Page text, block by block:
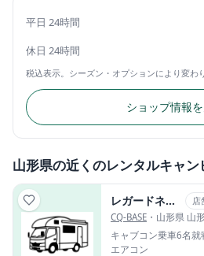
平日 24時間
休日 24時間
税込表示。シーズン・オプションにより変わ
ショップ情報
山形県の近くのレンタルキャン
レガードネオプラス 店
CQ-BASE ・山形県 山
キャブコン乗車6名就
エアコン